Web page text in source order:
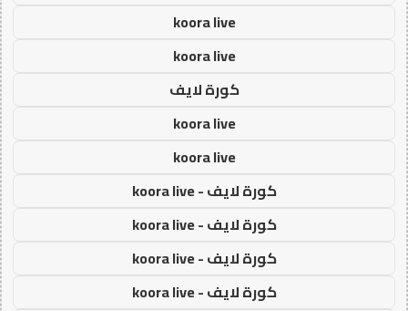
koora live
koora live
كورة لايف
koora live
koora live
كورة لايف - koora live
كورة لايف - koora live
كورة لايف - koora live
كورة لايف - koora live